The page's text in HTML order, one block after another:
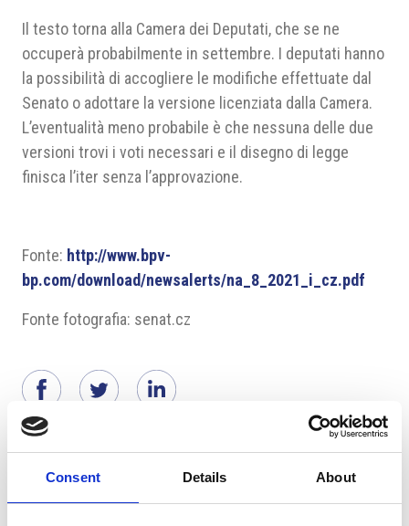
Consent Details About
Il testo torna alla Camera dei Deputati, che se ne
occuperà probabilmente in settembre. I deputati hanno
la possibilità di accogliere le modifiche effettuate dal
Senato o adottare la versione licenziata dalla Camera.
L’eventualità meno probabile è che nessuna delle due
versioni trovi i voti necessari e il disegno di legge
finisca l’iter senza l’approvazione.
Fonte: http://www.bpv-
bp.com/download/newsalerts/na_8_2021_i_cz.pdf
Fonte fotografia: senat.cz